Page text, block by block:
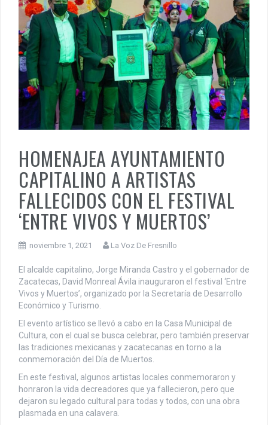
HOMENAJEA AYUNTAMIENTO
CAPITALINO A ARTISTAS
FALLECIDOS CON EL FESTIVAL
‘ENTRE VIVOS Y MUERTOS’
noviembre 1, 2021 La Voz De Fresnillo
El alcalde capitalino, Jorge Miranda Castro y el gobernador de
Zacatecas, David Monreal Ávila inauguraron el festival ‘Entre
Vivos y Muertos’, organizado por la Secretaría de Desarrollo
Económico y Turismo.
El evento artístico se llevó a cabo en la Casa Municipal de
Cultura, con el cual se busca celebrar, pero también preservar
las tradiciones mexicanas y zacatecanas en torno a la
conmemoración del Día de Muertos.
En este festival, algunos artistas locales conmemoraron y
honraron la vida decreadores que ya fallecieron, pero que
dejaron su legado cultural para todas y todos, con una obra
plasmada en una calavera.